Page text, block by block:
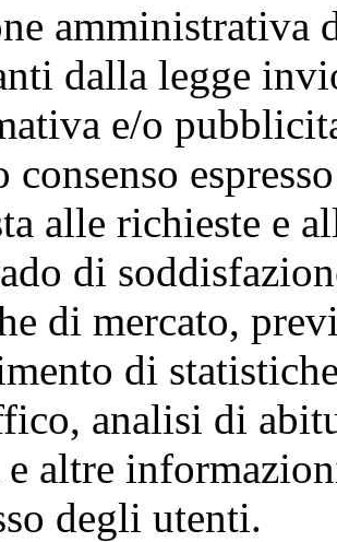
amministrativa
dalla legge
e/o
consenso
alle richieste e
di
di mercato,
di
analisi di
altre
degli utenti.